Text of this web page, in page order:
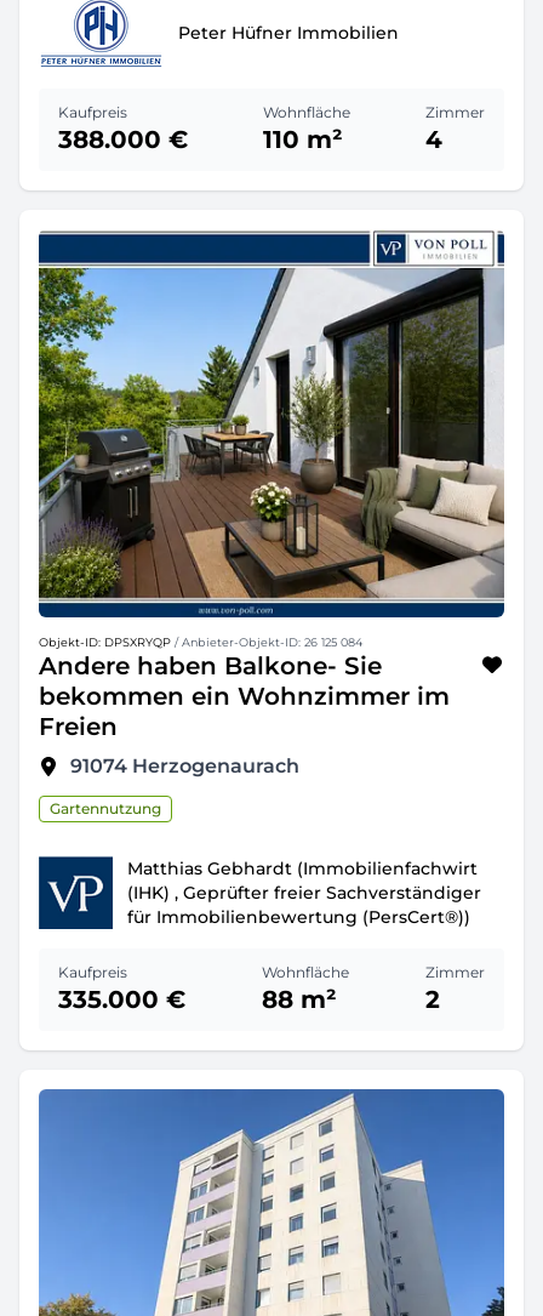
Peter Hüfner Immobilien
Kaufpreis
388.000 €
Wohnfläche
110 m²
Zimmer
4
Objekt-ID: DPSXRYQP / Anbieter-Objekt-ID: 26 125 084
Andere haben Balkone- Sie
bekommen ein Wohnzimmer im
Freien
91074 Herzogenaurach
Gartennutzung
Matthias Gebhardt (Immobilienfachwirt
(IHK) , Geprüfter freier Sachverständiger
für Immobilienbewertung (PersCert®))
Kaufpreis
335.000 €
Wohnfläche
88 m²
Zimmer
2